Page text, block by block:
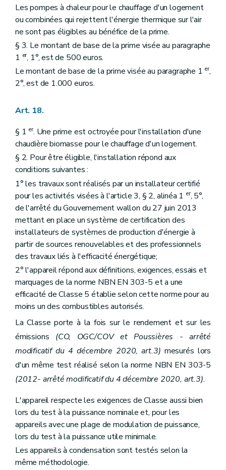
Les pompes à chaleur pour le chauffage d'un logement
ou combinées qui rejettent l'énergie thermique sur l'air
ne sont pas éligibles au bénéfice de la prime.
§ 3. Le montant de base de la prime visée au paragraphe
1 er, 1°, est de 500 euros.
Le montant de base de la prime visée au paragraphe 1 er,
2°, est de 1.000 euros.
Art. 18.
§ 1 er. Une prime est octroyée pour l'installation d'une
chaudière biomasse pour le chauffage d'un logement.
§ 2. Pour être éligible, l'installation répond aux
conditions suivantes :
1° les travaux sont réalisés par un installateur certifié
pour les activités visées à l'article 3, § 2, alinéa 1 er, 5°,
de l'arrêté du Gouvernement wallon du 27 juin 2013
mettant en place un système de certification des
installateurs de systèmes de production d'énergie à
partir de sources renouvelables et des professionnels
des travaux liés à l'efficacité énergétique;
2° l'appareil répond aux définitions, exigences, essais et
marquages de la norme NBN EN 303-5 et a une
efficacité de Classe 5 établie selon cette norme pour au
moins un des combustibles autorisés.
La Classe porte à la fois sur le rendement et sur les
émissions (CO, OGC/COV et Poussières - arrêté
modificatif du 4 décembre 2020, art.3) mesurés lors
d'un même test réalisé selon la norme NBN EN 303-5
(2012- arrêté modificatif du 4 décembre 2020, art.3).
L'appareil respecte les exigences de Classe aussi bien
lors du test à la puissance nominale et, pour les
appareils avec une plage de modulation de puissance,
lors du test à la puissance utile minimale.
Les appareils à condensation sont testés selon la
même méthodologie.